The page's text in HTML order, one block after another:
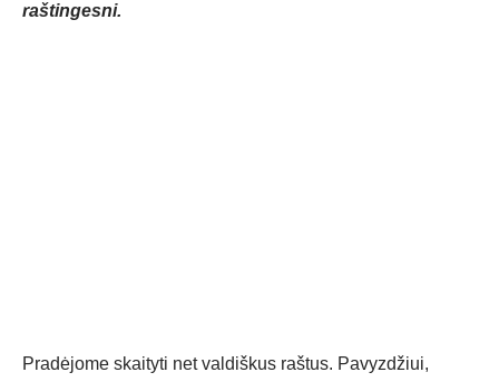
raštingesni.
Pradėjome skaityti net valdiškus raštus. Pavyzdžiui,